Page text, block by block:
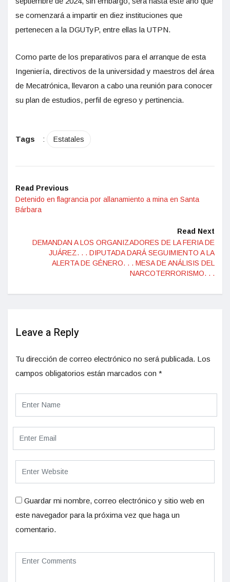
se comenzará a impartir en diez instituciones que
pertenecen a la DGUTyP, entre ellas la UTPN.
Como parte de los preparativos para el arranque de esta
Ingeniería, directivos de la universidad y maestros del área
de Mecatrónica, llevaron a cabo una reunión para conocer
su plan de estudios, perfil de egreso y pertinencia.
Tags : Estatales
Read Previous
Detenido en flagrancia por allanamiento a mina en Santa
Bárbara
Read Next
DEMANDAN A LOS ORGANIZADORES DE LA FERIA DE
JUÁREZ. . . DIPUTADA DARÁ SEGUIMIENTO A LA
ALERTA DE GÉNERO. . . MESA DE ANÁLISIS DEL
NARCOTERRORISMO. . .
Leave a Reply
Tu dirección de correo electrónico no será publicada. Los
campos obligatorios están marcados con *
Guardar mi nombre, correo electrónico y sitio web en
este navegador para la próxima vez que haga un
comentario.